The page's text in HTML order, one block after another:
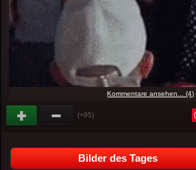
Kommentare ansehen... (4)
(+95)
Bilder des Tages